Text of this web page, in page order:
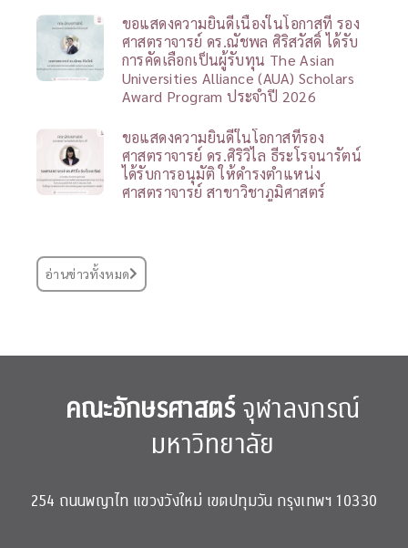
ขอแสดงความยินดีเนื่องในโอกาสที่ รอง
ศาสตราจารย์ ดร.ณัชพล ศิริสวัสดิ์ ได้รับ
การคัดเลือกเป็นผู้รับทุน The Asian
Universities Alliance (AUA) Scholars
Award Program ประจำปี 2026
ขอแสดงความยินดีในโอกาสที่รอง
ศาสตราจารย์ ดร.ศิริวิไล ธีระโรจนารัตน์
ได้รับการอนุมัติ ให้ดำรงตำแหน่ง
ศาสตราจารย์ สาขาวิชาภูมิศาสตร์
อ่านข่าวทั้งหมด
คณะอักษรศาสตร์จุฬาลงกรณ์
มหาวิทยาลัย
254 ถนนพญาไท แขวงวังใหม่ เขตปทุมวัน กรุงเทพฯ 10330